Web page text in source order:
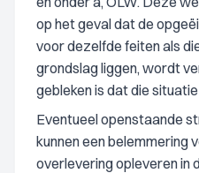
op het geval dat de
voor dezelfde feiten als
grondslag liggen, wordt
gebleken is dat die
Eventueel openstaande
kunnen een belemmering
overlevering opleveren in